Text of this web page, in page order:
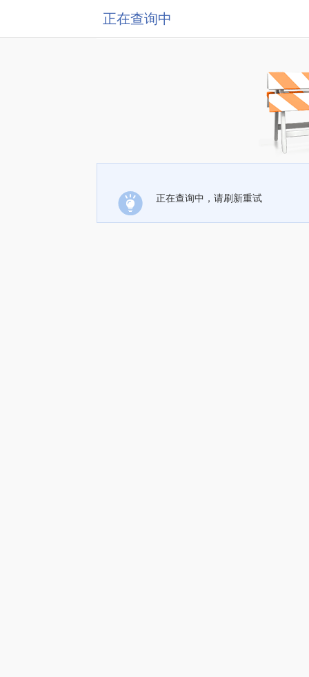
正在查询中
正在查询中，请刷新重试